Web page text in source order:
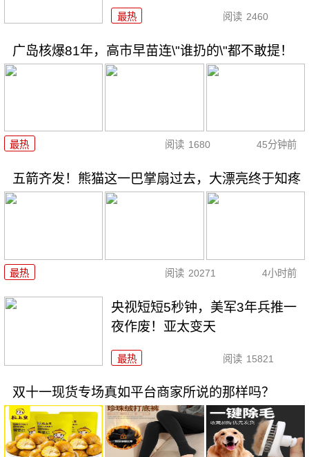
最热 阅读 2460
广岛核爆81年，高市早苗连\"谁扔的\"都不敢提！
最热 阅读 1680 45分钟前
五箭齐发！熊猫这一巴掌扇过去，大漂亮终于知疼
最热 阅读 20271 4小时前
央视短短5秒钟，美军3年兵推一
夜作废！亚太变天
最热 阅读 15821
双十一现货专场真如平台商家所说的那样吗？